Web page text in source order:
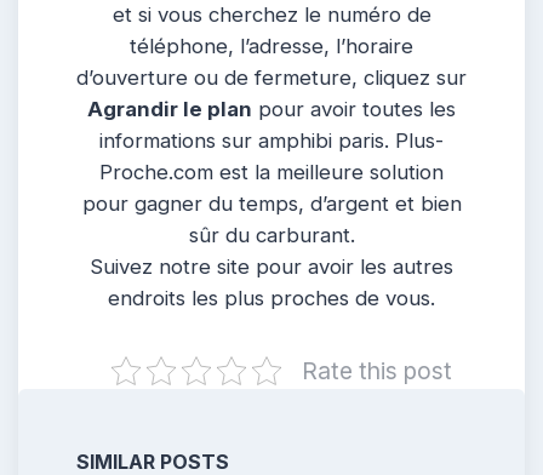
et si vous cherchez le numéro de
téléphone, l’adresse, l’horaire
d’ouverture ou de fermeture, cliquez sur
Agrandir le plan pour avoir toutes les
informations sur amphibi paris. Plus-
Proche.com est la meilleure solution
pour gagner du temps, d’argent et bien
sûr du carburant.
Suivez notre site pour avoir les autres
endroits les plus proches de vous.
Rate this post
SIMILAR POSTS